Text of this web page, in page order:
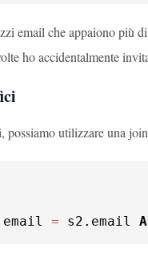
email che appaiono più
ho accidentalmente
utilizzare una join
= s2.email